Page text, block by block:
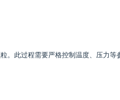
。此过程需要严格控制温度、压力等